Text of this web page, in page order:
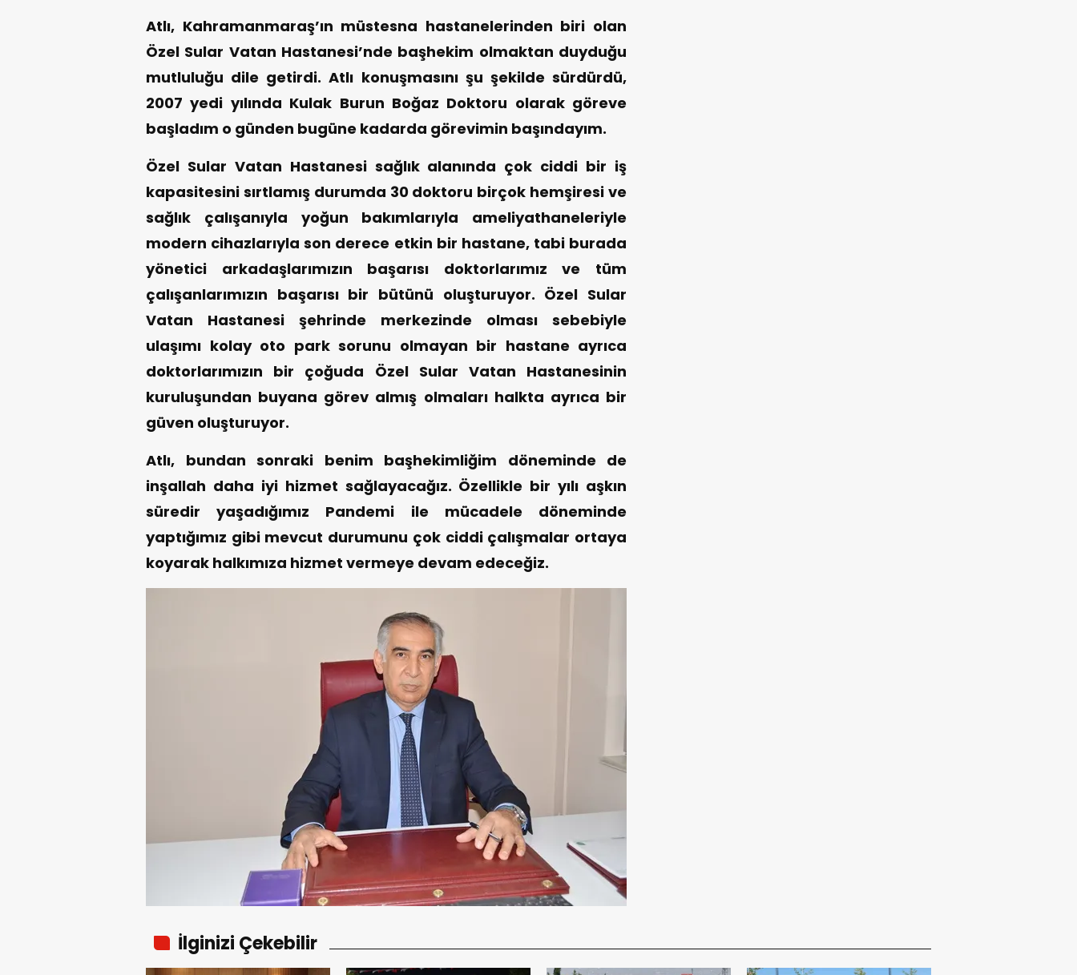
Atlı, Kahramanmaraş’ın müstesna hastanelerinden biri olan
Özel Sular Vatan Hastanesi’nde başhekim olmaktan duyduğu
mutluluğu dile getirdi. Atlı konuşmasını şu şekilde sürdürdü,
2007 yedi yılında Kulak Burun Boğaz Doktoru olarak göreve
başladım o günden bugüne kadarda görevimin başındayım.
Özel Sular Vatan Hastanesi sağlık alanında çok ciddi bir iş
kapasitesini sırtlamış durumda 30 doktoru birçok hemşiresi ve
sağlık çalışanıyla yoğun bakımlarıyla ameliyathaneleriyle
modern cihazlarıyla son derece etkin bir hastane, tabi burada
yönetici arkadaşlarımızın başarısı doktorlarımız ve tüm
çalışanlarımızın başarısı bir bütünü oluşturuyor. Özel Sular
Vatan Hastanesi şehrinde merkezinde olması sebebiyle
ulaşımı kolay oto park sorunu olmayan bir hastane ayrıca
doktorlarımızın bir çoğuda Özel Sular Vatan Hastanesinin
kuruluşundan buyana görev almış olmaları halkta ayrıca bir
güven oluşturuyor.
Atlı, bundan sonraki benim başhekimliğim döneminde de
inşallah daha iyi hizmet sağlayacağız. Özellikle bir yılı aşkın
süredir yaşadığımız Pandemi ile mücadele döneminde
yaptığımız gibi mevcut durumunu çok ciddi çalışmalar ortaya
koyarak halkımıza hizmet vermeye devam edeceğiz.
İlginizi Çekebilir